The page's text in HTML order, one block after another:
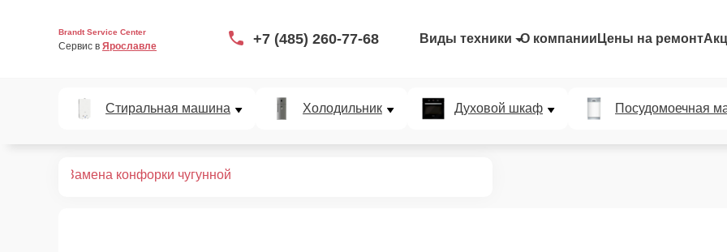
Brandt Service Center
Сервис в Ярославле +7 (485) 260-77-68 Виды техники О компании Цены на ремонт
Стиральная машина Холодильник Духовой шкаф Посудомоечная
Замена конфорки чугунной